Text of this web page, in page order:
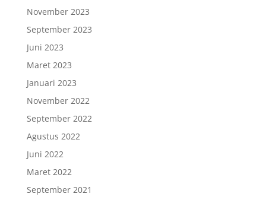
November 2023
September 2023
Juni 2023
Maret 2023
Januari 2023
November 2022
September 2022
Agustus 2022
Juni 2022
Maret 2022
September 2021